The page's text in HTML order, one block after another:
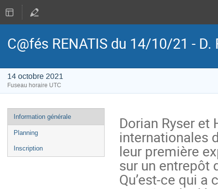
C@fés RENATIS du 14/10/21 -
14 octobre 2021
Fuseau horaire UTC
Menu
de
l'événement
Information générale
Planning
Inscription
Dorian Ryser et
internationales
leur première
sur un entrepôt
Qu’est-ce qui